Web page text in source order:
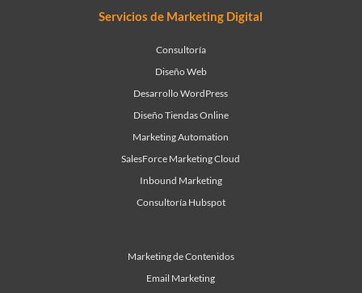
Servicios de Marketing Digital
Consultoría
Diseño Web
Desarrollo WordPress
Diseño Tiendas Online
Marketing Automation
SalesForce Marketing Cloud
Inbound Marketing
Consultoría Hubspot
Marketing de Contenidos
Email Marketing